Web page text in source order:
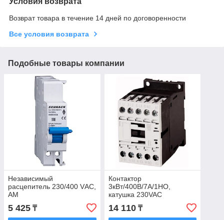
Возврат товара в течение 14 дней по договоренности
Все условия возврата
Подобные товары компании
Независимый
расцепитель 230/400 VАС,
AM
5 425 ₸
Контактор
3кВт/400В/7А/1НО,
катушка 230VAC
14 110₸